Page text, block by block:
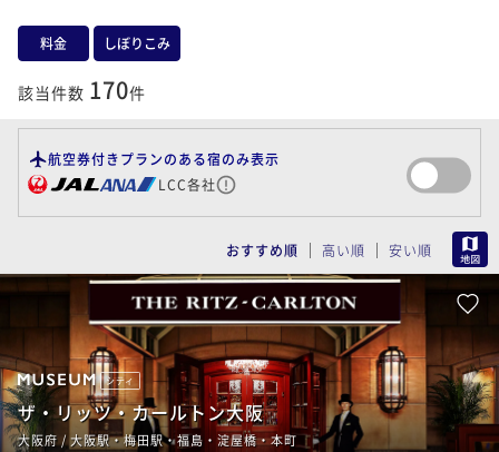
大阪東部（寝屋川・守口・門真・東大阪）
大阪南部（堺・岸和田・関西空港）
料金 しぼりこみ
該当件数 170件
航空券付きプランのある宿のみ表示
LCC各社
おすすめ順 高い順 安い順
シティ
ザ・リッツ・カールトン大阪
大阪府 / 大阪駅・梅田駅・福島・淀屋橋・本町